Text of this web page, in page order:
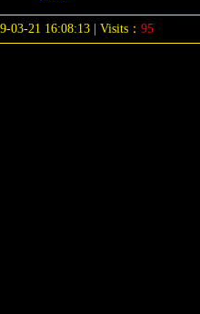
03-21 16:08:13 | Visits： 95